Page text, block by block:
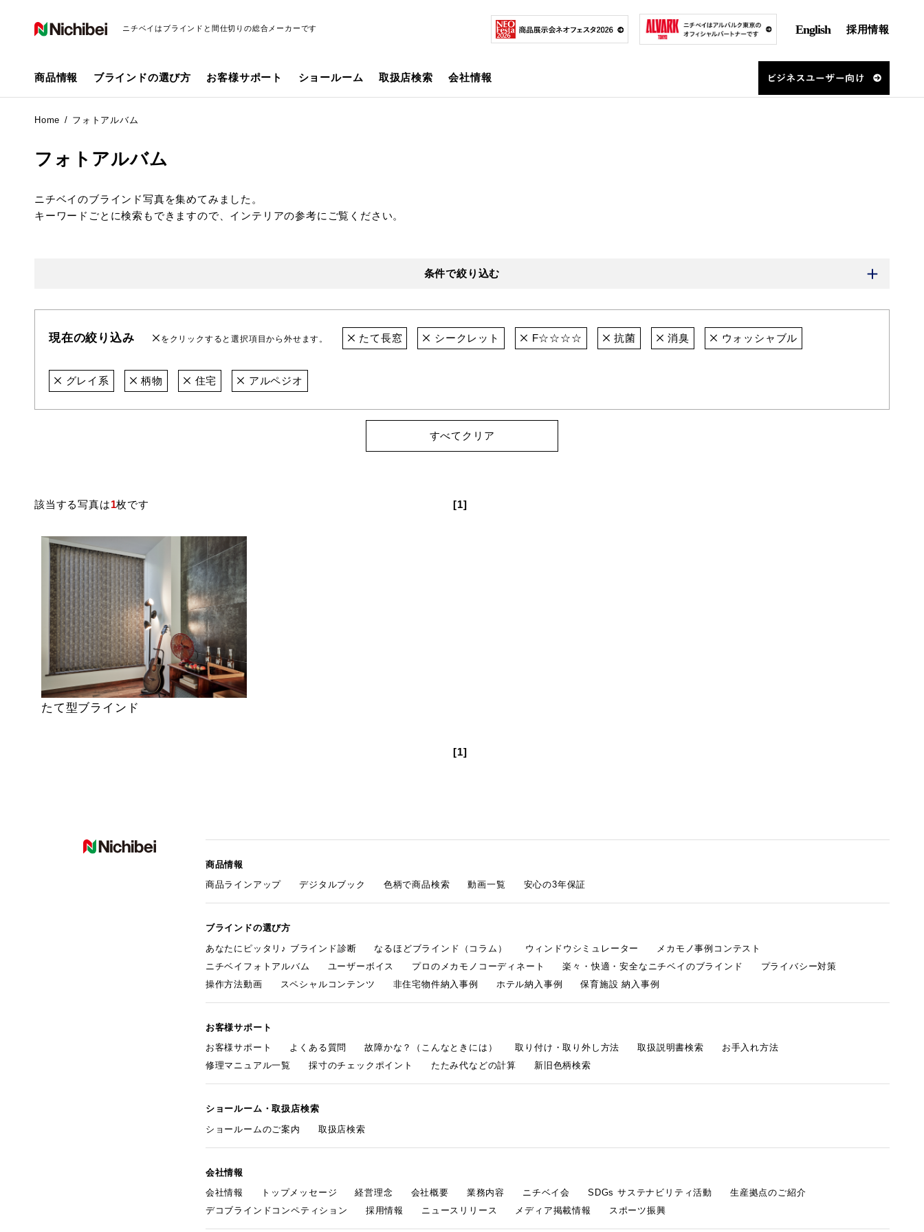
ニチベイはブラインドと間仕切りの総合メーカーです English 採用情報
商品情報 ブラインドの選び方 お客様サポート ショールーム 取扱店検索 会社情報
Home フォトアルバム
フォトアルバム
ニチベイのブラインド写真を集めてみました。
キーワードごとに検索もできますので、インテリアの参考にご覧ください。
条件で絞り込む
現在の絞り込み をクリックすると選択項目から外せます。 たて長窓 シークレット F☆☆☆☆ 抗菌 消臭 ウォッシャブル
グレイ系 柄物 住宅 アルペジオ
すべてクリア
該当する写真は1枚です [1]
たて型ブラインド
[1]
商品情報
商品ラインアップ
デジタルブック 色柄で商品検索 動画一覧 安心の3年保証
ブラインドの選び方
あなたにピッタリ♪ ブラインド診断
なるほどブラインド（コラム） ウィンドウシミュレーター
メカモノ事例コンテスト
ニチベイフォトアルバム
ユーザーボイス プロのメカモノコーディネート 楽々・快適・安全なニチベイのブラインド
プライバシー対策
操作方法動画
スペシャルコンテンツ 非住宅物件納入事例 ホテル納入事例 保育施設 納入事例
お客様サポート
お客様サポート
よくある質問 故障かな？（こんなときには） 取り付け・取り外し方法 取扱説明書検索
お手入れ方法
修理マニュアル一覧
採寸のチェックポイント たたみ代などの計算 新旧色柄検索
ショールーム・取扱店検索
ショールームのご案内
取扱店検索
会社情報
会社情報
トップメッセージ 経営理念 会社概要 業務内容 ニチベイ会 SDGs サステナビリティ活動
生産拠点のご紹介
デコブラインドコンペティション
採用情報 ニュースリリース メディア掲載情報 スポーツ振興